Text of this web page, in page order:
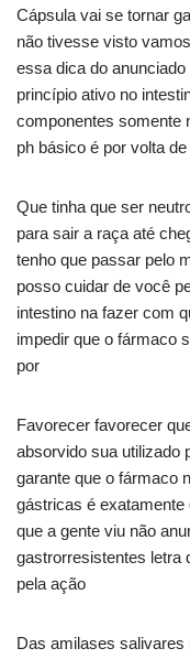
Cápsula vai se tornar
não tivesse visto
essa dica do
princípio ativo no
componentes somente
ph básico é por volta
Que tinha que ser
para sair a raça até
tenho que passar pelo
posso cuidar de você
intestino na fazer com
impedir que o fármaco
por
Favorecer favorecer
absorvido sua utilizado
garante que o fármaco
gástricas é
que a gente viu não
gastrorresistentes letra
pela ação
Das amilases salivares